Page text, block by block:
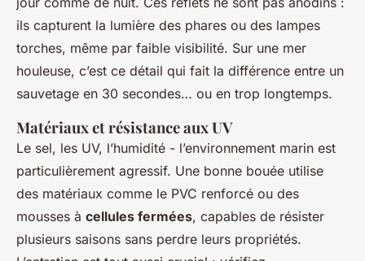
ils capturent la lumière des phares ou des lampes
torches, même par faible visibilité. Sur une mer
houleuse, c’est ce détail qui fait la différence entre un
sauvetage en 30 secondes… ou en trop longtemps.
Matériaux et résistance aux UV
Le sel, les UV, l’humidité - l’environnement marin est
particulièrement agressif. Une bonne bouée utilise
des matériaux comme le PVC renforcé ou des
mousses à cellules fermées, capables de résister
plusieurs saisons sans perdre leurs propriétés.